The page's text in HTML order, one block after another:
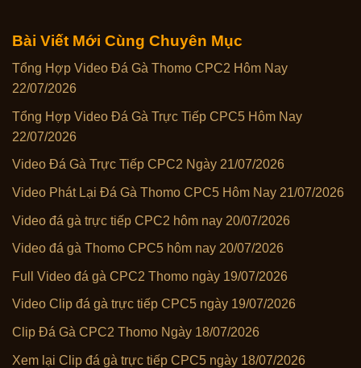
Bài Viết Mới Cùng Chuyên Mục
Tổng Hợp Video Đá Gà Thomo CPC2 Hôm Nay
22/07/2026
Tổng Hợp Video Đá Gà Trực Tiếp CPC5 Hôm Nay
22/07/2026
Video Đá Gà Trực Tiếp CPC2 Ngày 21/07/2026
Video Phát Lại Đá Gà Thomo CPC5 Hôm Nay 21/07/2026
Video đá gà trực tiếp CPC2 hôm nay 20/07/2026
Video đá gà Thomo CPC5 hôm nay 20/07/2026
Full Video đá gà CPC2 Thomo ngày 19/07/2026
Video Clip đá gà trực tiếp CPC5 ngày 19/07/2026
Clip Đá Gà CPC2 Thomo Ngày 18/07/2026
Xem lại Clip đá gà trực tiếp CPC5 ngày 18/07/2026